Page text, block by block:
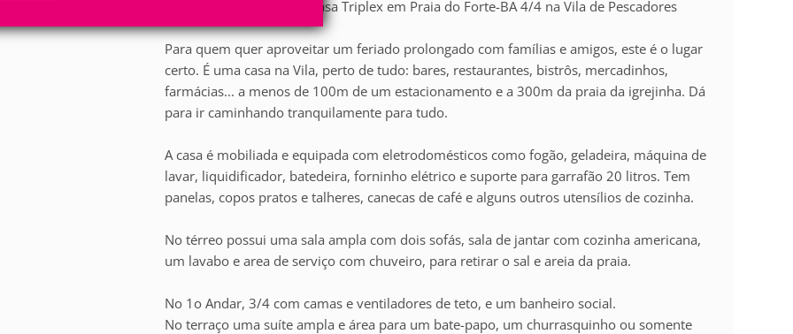
Aluguel para Veraneio - Casa Triplex em Praia do Forte-BA 4/4 na Vila de Pescadores
Para quem quer aproveitar um feriado prolongado com famílias e amigos, este é o lugar
certo. É uma casa na Vila, perto de tudo: bares, restaurantes, bistrôs, mercadinhos,
farmácias... a menos de 100m de um estacionamento e a 300m da praia da igrejinha. Dá
para ir caminhando tranquilamente para tudo.
A casa é mobiliada e equipada com eletrodomésticos como fogão, geladeira, máquina de
lavar, liquidificador, batedeira, forninho elétrico e suporte para garrafão 20 litros. Tem
panelas, copos pratos e talheres, canecas de café e alguns outros utensílios de cozinha.
No térreo possui uma sala ampla com dois sofás, sala de jantar com cozinha americana,
um lavabo e area de serviço com chuveiro, para retirar o sal e areia da praia.
No 1o Andar, 3/4 com camas e ventiladores de teto, e um banheiro social.
No terraço uma suíte ampla e área para um bate-papo, um churrasquinho ou somente